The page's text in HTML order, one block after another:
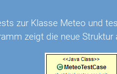
zur Klasse Meteo und
zeigt die neue Struktur